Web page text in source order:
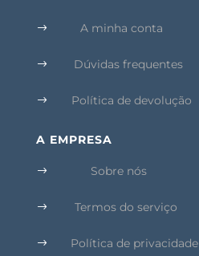
$ A minha conta
$ Dúvidas frequentes
$ Política de devolução
A EMPRESA
$ Sobre nós
$ Termos do serviço
$ Política de privacidade